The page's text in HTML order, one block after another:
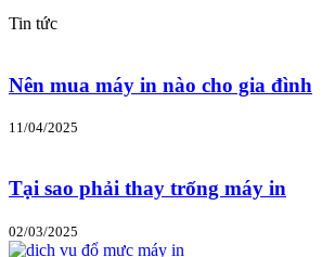
Tin tức
Nên mua máy in nào cho gia đình
11/04/2025
Tại sao phải thay trống máy in
02/03/2025